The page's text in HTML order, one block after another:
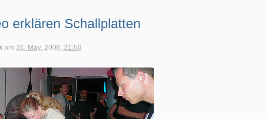
erklären Schallplatten
am 31. May. 2008, 21:50